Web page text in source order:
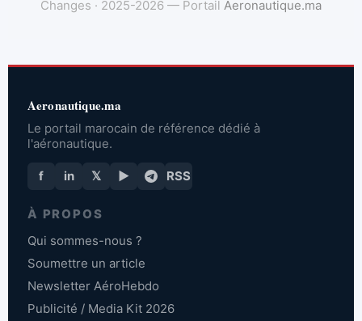
Changes · 2025-2026 — Portail Aeronautique.ma
Aeronautique.ma
Le portail marocain de référence dédié à
l'aéronautique.
f in 𝕏 ▶ RSS
À PROPOS
Qui sommes-nous ?
Soumettre un article
Newsletter AéroHebdo
Publicité / Media Kit 2026